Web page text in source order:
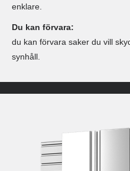
enklare.
Du kan förvara:
du kan förvara saker du vill
synhåll.